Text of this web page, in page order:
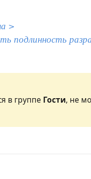
>
подлинность
в группе Гости, не